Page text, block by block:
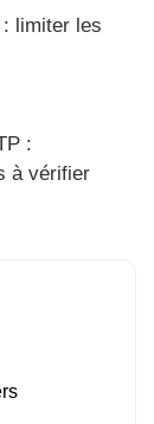
limiter les
:
à vérifier